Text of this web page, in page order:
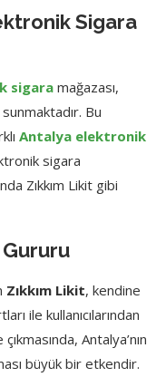
Sigara
sigaramağazası,
Bu
Antalya elektronik
sigara
Zıkkım Likit gibi
Gururu
Zıkkım Likit, kendine
ile kullanıcılarından
Antalya’nın
büyük bir etkendir.